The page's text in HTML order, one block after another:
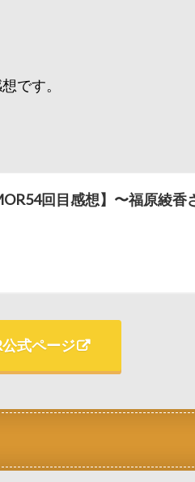
です。
回目感想】〜福原綾香
式ページ